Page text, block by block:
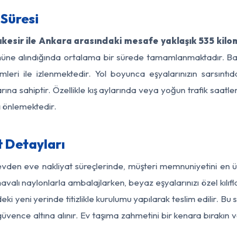
ile Ankara arasındaki mesafe yaklaşık 535
alındığında ortalama bir sürede tamamlanmaktadır.
ile izlenmektedir. Yol boyunca eşyalarınızın
sahiptir. Özellikle kış aylarında veya yoğun trafik
önlemektedir.
Detayları
eve nakliyat süreçlerinde, müşteri memnuniyetini en
naylonlarla ambalajlarken, beyaz eşyalarınızı özel
yeni yerinde titizlikle kurulumu yapılarak teslim edilir. Bu
altına alınır. Ev taşıma zahmetini bir kenara